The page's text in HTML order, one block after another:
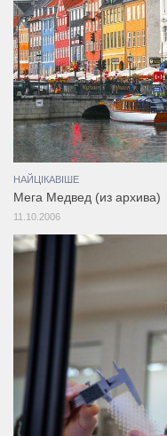
НАЙЦІКАВІШЕ
Мега Медвед (из архива)
11.10.2006